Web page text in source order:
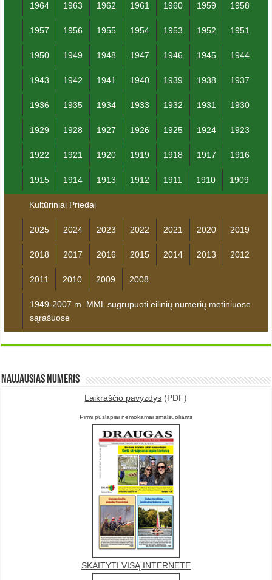
1964 1963 1962 1961 1960 1959 1958
1957 1956 1955 1954 1953 1952 1951
1950 1949 1948 1947 1946 1945 1944
1943 1942 1941 1940 1939 1938 1937
1936 1935 1934 1933 1932 1931 1930
1929 1928 1927 1926 1925 1924 1923
1922 1921 1920 1919 1918 1917 1916
1915 1914 1913 1912 1911 1910 1909
Kultūriniai Priedai
2025 2024 2023 2022 2021 2020 2019
2018 2017 2016 2015 2014 2013 2012
2011 2010 2009 2008
1949-2007 m. MML sugrupuoti eilinių numerių metiniuose
sąrašuose
Naujausias numeris
Laikraščio pavyzdys (PDF)
Pirmi puslapiai nemokamai smalsuoliams
SKAITYTI VISĄ INTERNETE